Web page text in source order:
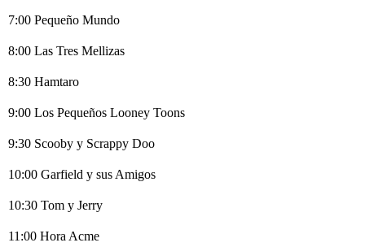
7:00 Pequeño Mundo
8:00 Las Tres Mellizas
8:30 Hamtaro
9:00 Los Pequeños Looney Toons
9:30 Scooby y Scrappy Doo
10:00 Garfield y sus Amigos
10:30 Tom y Jerry
11:00 Hora Acme